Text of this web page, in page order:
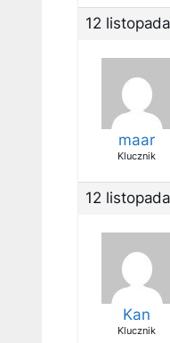
12
maar
Klucznik
12
Kan
Klucznik